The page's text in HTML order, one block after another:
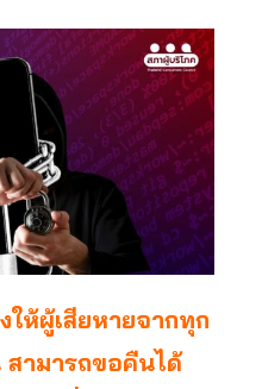
ให้ผู้เสียหายจากทุก
ามารถขอคืนได้